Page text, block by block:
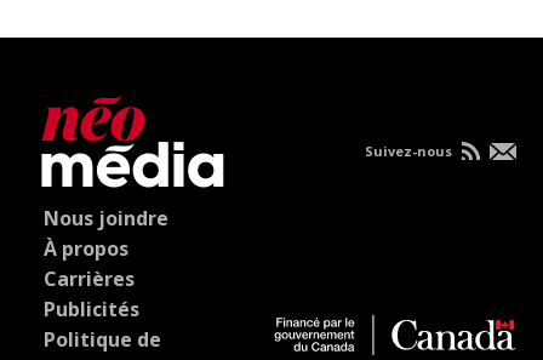
Nous joindre
À propos
Carrières
Publicités
Politique de
Suivez-nous